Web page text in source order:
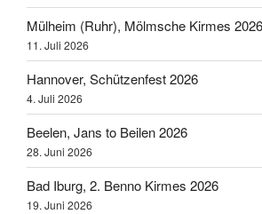
Mülheim (Ruhr), Mölmsche Kirmes 2026
11. Juli 2026
Hannover, Schützenfest 2026
4. Juli 2026
Beelen, Jans to Beilen 2026
28. Juni 2026
Bad Iburg, 2. Benno Kirmes 2026
19. Juni 2026